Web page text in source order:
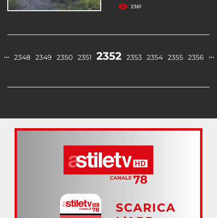
2361
… 2348 2349 2350 2351 2352 2353 2354 2355 2356 …
SCARICA